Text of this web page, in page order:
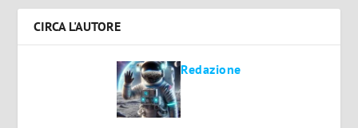
CIRCA L'AUTORE
Redazione